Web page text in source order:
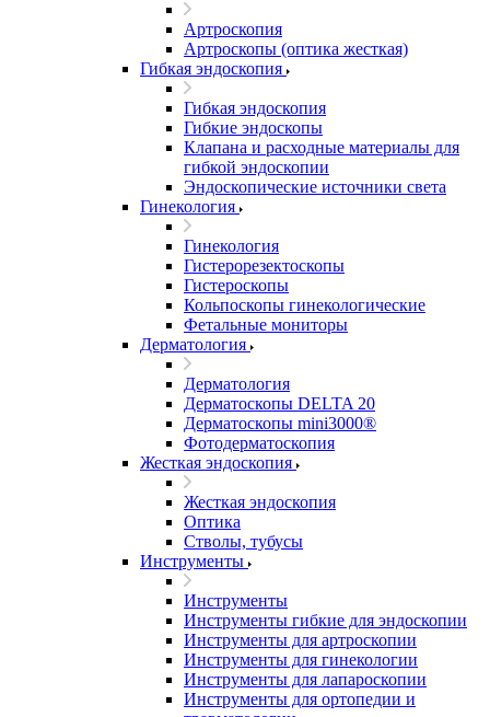
Артроскопия
Артроскопы (оптика жесткая)
Гибкая эндоскопия
Гибкая эндоскопия
Гибкие эндоскопы
Клапана и расходные материалы для
гибкой эндоскопии
Эндоскопические источники света
Гинекология
Гинекология
Гистерорезектоскопы
Гистероскопы
Кольпоскопы гинекологические
Фетальные мониторы
Дерматология
Дерматология
Дерматоскопы DELTA 20
Дерматоскопы mini3000®
Фотодерматоскопия
Жесткая эндоскопия
Жесткая эндоскопия
Оптика
Стволы, тубусы
Инструменты
Инструменты
Инструменты гибкие для эндоскопии
Инструменты для артроскопии
Инструменты для гинекологии
Инструменты для лапароскопии
Инструменты для ортопедии и